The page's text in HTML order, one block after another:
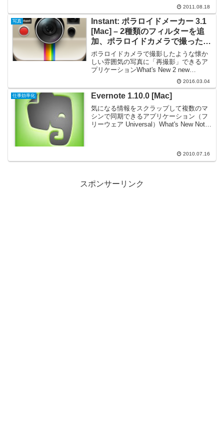
2011.08.18
写真
Instant: ポラロイドメーカー 3.1
[Mac] – 2種類のフィルターを追
加、ポラロイドカメラで撮ったよ
うな懐かしい雰囲気の写真に「再
撮影」できる
ポラロイドカメラで撮影したような懐か
しい雰囲気の写真に「再撮影」できるア
プリケーションWhat's New 2 new
Polaroid filters! Fixed the bug that some
2016.03.04
仕事効率化 Evernote 1.10.0 [Mac]
気になる情報をスクラップして複数のマ
シンで同期できるアプリケーション（フ
リーウェア Universal）What's New Note
2010.07.16
スポンサーリンク